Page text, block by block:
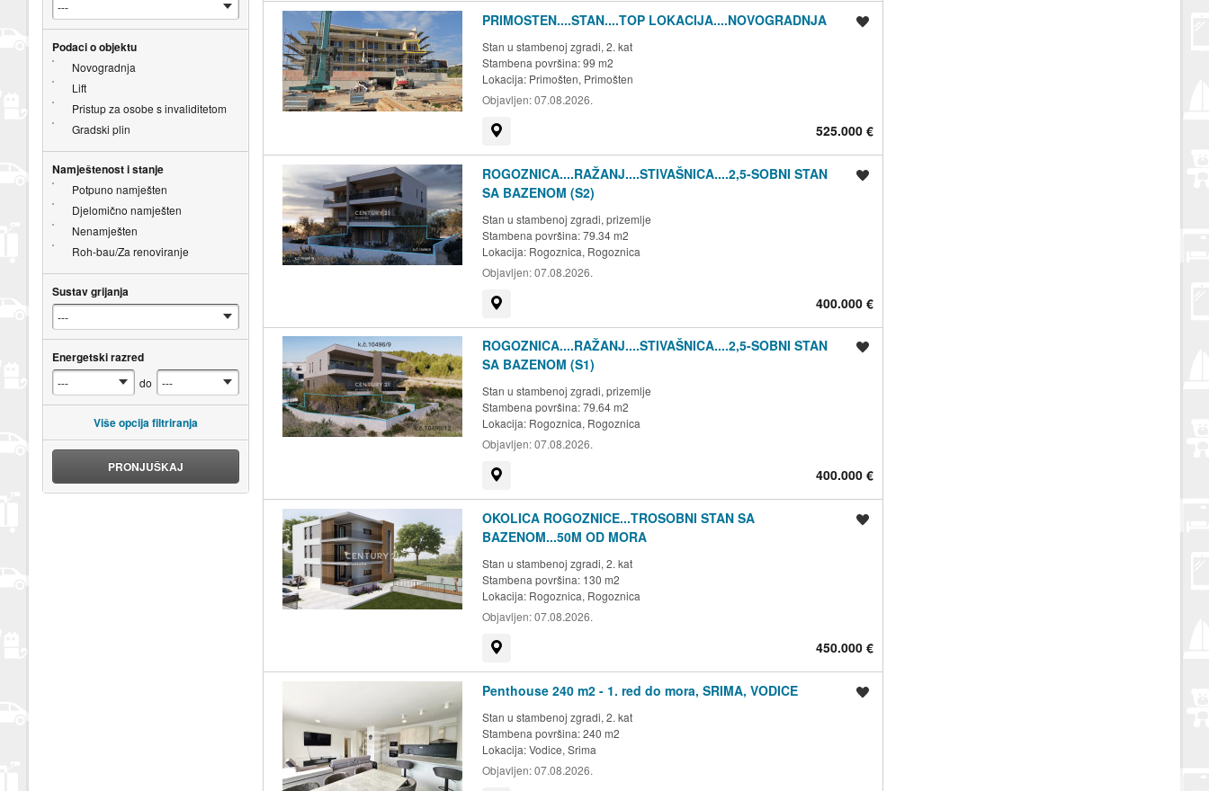
PRIMOSTEN....STAN....TOP LOKACIJA....NOVOGRADNJA
Stan u stambenoj zgradi, 2. kat
Stambena površina: 99 m2
Lokacija: Primošten, Primošten
Objavljen:07.08.2026.
525.000 €
ROGOZNICA....RAŽANJ....STIVAŠNICA....2,5-SOBNI STAN
SA BAZENOM (S2)
Stan u stambenoj zgradi, prizemlje
Stambena površina: 79.34 m2
Lokacija: Rogoznica, Rogoznica
Objavljen:07.08.2026.
400.000 €
ROGOZNICA....RAŽANJ....STIVAŠNICA....2,5-SOBNI STAN
SA BAZENOM (S1)
Stan u stambenoj zgradi, prizemlje
Stambena površina: 79.64 m2
Lokacija: Rogoznica, Rogoznica
Objavljen:07.08.2026.
400.000 €
OKOLICA ROGOZNICE...TROSOBNI STAN SA
BAZENOM...50M OD MORA
Stan u stambenoj zgradi, 2. kat
Stambena površina: 130 m2
Lokacija: Rogoznica, Rogoznica
Objavljen:07.08.2026.
450.000 €
Penthouse 240 m2 - 1. red do mora, SRIMA, VODICE
Stan u stambenoj zgradi, 2. kat
Stambena površina: 240 m2
Lokacija:Vodice, Srima
Objavljen:07.08.2026.
Podaci o objektu
Novogradnja
Lift
Pristup za osobe s invaliditetom
Gradski plin
Namještenost i stanje
Potpuno namješten
Djelomično namješten
Nenamješten
Roh-bau/Za renoviranje
Sustav grijanja
Energetski razred
do
Više opcija filtriranja
PRONJUŠKAJ